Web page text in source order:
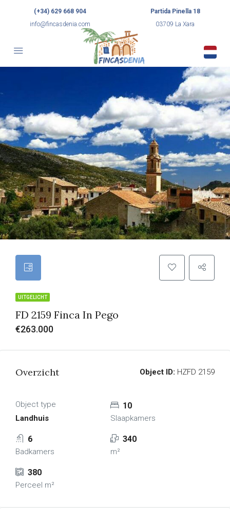
(+34) 629 668 904
info@fincasdenia.com
Partida Pinella 18
03709 La Xara
UITGELICHT
FD 2159 Finca In Pego
€263.000
Overzicht Object ID: HZFD 2159
Object type
Landhuis
10
Slaapkamers
6
Badkamers
340
m²
380
Perceel m²